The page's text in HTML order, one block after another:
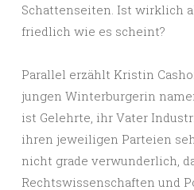
Schattenseiten. Ist wirklich
friedlich wie es scheint?
Parallel erzählt Kristin
jungen Winterburgerin
ist Gelehrte, ihr Vater
ihren jeweiligen Parteien
nicht grade verwunderlich,
Rechtswissenschaften und